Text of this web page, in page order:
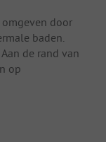
door
baden.
de rand van
op